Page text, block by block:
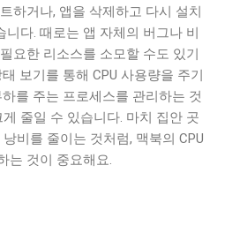
하거나, 앱을 삭제하고 다시 설치
다. 때로는 앱 자체의 버그나 비
요한 리소스를 소모할 수도 있기
보기를 통해 CPU 사용량을 주기
를 주는 프로세스를 관리하는 것
줄일 수 있습니다. 마치 집안 곳
비를 줄이는 것처럼, 맥북의 CPU
는 것이 중요해요.